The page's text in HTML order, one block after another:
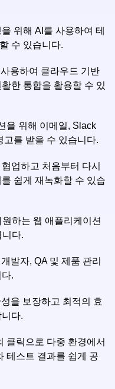
위해 AI를 사용하여 테
수 있습니다.
용하여 클라우드 기반
한 통합을 활용할 수 있
을 위해 이메일, Slack
고를 받을 수 있습니다.
업하고 처음부터 다시
쉽게 재녹화할 수 있습
하는 웹 애플리케이션
다.
발자, QA 및 제품 관리
.
을 보장하고 최적의 효
다.
클릭으로 다중 환경에서
테스트 결과를 쉽게 공